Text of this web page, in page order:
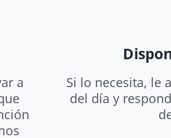
a
Si lo necesita, le
del día y